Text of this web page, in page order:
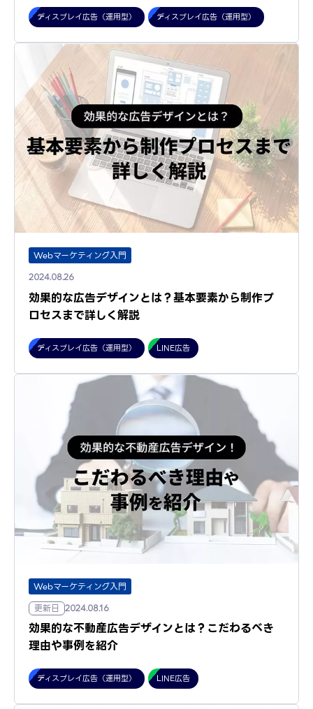
ディスプレイ広告（運用型） ディスプレイ広告（運用型）
Webマーケティング入門
2024.08.26
効果的な広告デザインとは？基本要素から制作プ
ロセスまで詳しく解説
ディスプレイ広告（運用型） LINE広告
Webマーケティング入門
更新日
2024.08.16
効果的な不動産広告デザインとは？こだわるべき
理由や事例を紹介
ディスプレイ広告（運用型） LINE広告